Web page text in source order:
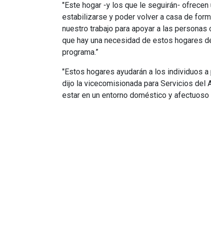
"Este hogar -y los que le seguirán-
estabilizarse y poder volver a casa de
nuestro trabajo para apoyar a las
que hay una necesidad de estos hogares
programa.”
"Estos hogares ayudarán a los individuos
dijo la vicecomisionada para Servicios del
estar en un entorno doméstico y